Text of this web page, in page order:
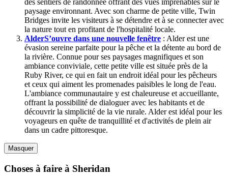
des sentiers de randonnée offrant des vues imprenables sur le
paysage environnant. Avec son charme de petite ville, Twin
Bridges invite les visiteurs à se détendre et à se connecter avec
la nature tout en profitant de l'hospitalité locale.
AlderS’ouvre dans une nouvelle fenêtre : Alder est une
évasion sereine parfaite pour la pêche et la détente au bord de
la rivière. Connue pour ses paysages magnifiques et son
ambiance conviviale, cette petite ville est située près de la
Ruby River, ce qui en fait un endroit idéal pour les pêcheurs
et ceux qui aiment les promenades paisibles le long de l'eau.
L'ambiance communautaire y est chaleureuse et accueillante,
offrant la possibilité de dialoguer avec les habitants et de
découvrir la simplicité de la vie rurale. Alder est idéal pour les
voyageurs en quête de tranquillité et d'activités de plein air
dans un cadre pittoresque.
Masquer
Choses à faire à Sheridan